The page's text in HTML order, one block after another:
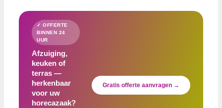
✓ OFFERTE
BINNEN 24
UUR
Afzuiging,
keuken of
terras —
herkenbaar
voor uw
horecazaak?
Gratis offerte aanvragen →